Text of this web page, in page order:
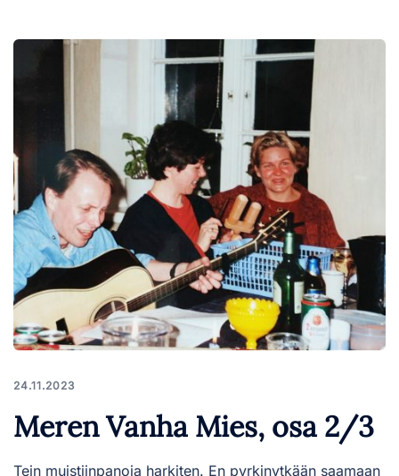
24.11.2023
Meren Vanha Mies, osa 2/3
Tein muistiinpanoja harkiten. En pyrkinytkään saamaan